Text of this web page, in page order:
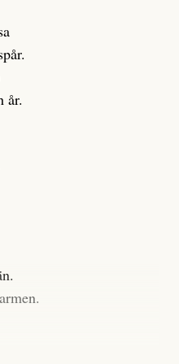
Dagens ETC.
men korrekt rubrik
beställer
sekunder senare om
alltifrån domar till
generös
personen vars motiv att
ifrågasätts som de
in uppgifter.
journalistikens metod
år.